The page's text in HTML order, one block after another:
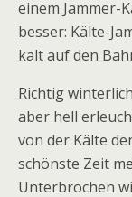
einem Jammer-
besser: Kälte-
kalt auf den
Richtig
aber hell
von der Kälte
schönste Zeit
Unterbrochen